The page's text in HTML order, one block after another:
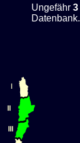
Ungefähr 3
Datenbank.